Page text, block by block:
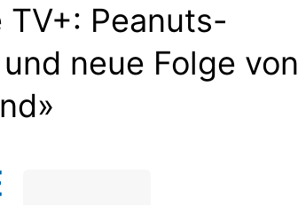
Peanuts-
neue Folge von